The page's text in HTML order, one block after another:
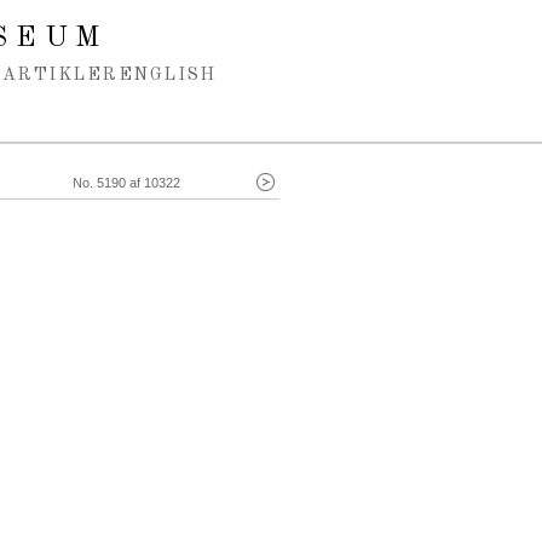
ENGLISH
No. 5190 af 10322